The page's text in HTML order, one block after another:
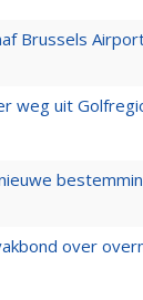
Brussels
weg uit
over